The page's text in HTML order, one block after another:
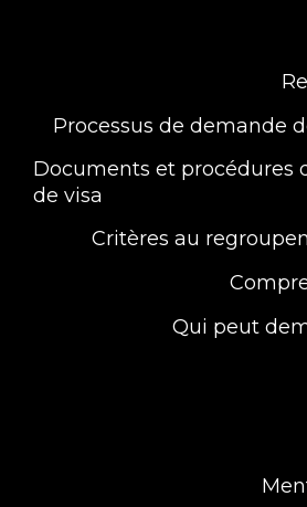
Processus de demande
Documents et procédures
de visa
Critères au
Qui peut